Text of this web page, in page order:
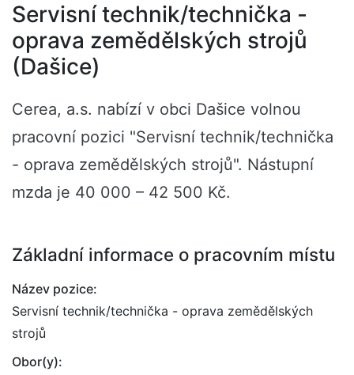
Servisní technik/technička -
oprava zemědělských strojů
(Dašice)
Cerea, a.s. nabízí v obci Dašice volnou
pracovní pozici "Servisní technik/technička
- oprava zemědělských strojů". Nástupní
mzda je 40 000 – 42 500 Kč.
Základní informace o pracovním místu
Název pozice:
Servisní technik/technička - oprava zemědělských
strojů
Obor(y):